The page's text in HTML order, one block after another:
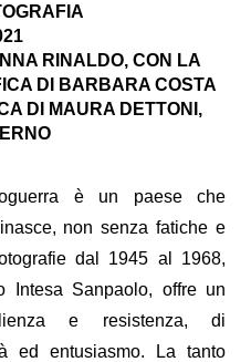
RINALDO, CON LA
DI BARBARA COSTA
DI MAURA DETTONI,
è un paese che
non senza fatiche e
dal 1945 al 1968,
Intesa Sanpaolo, offre un
e resistenza, di
ed entusiasmo. La tanto